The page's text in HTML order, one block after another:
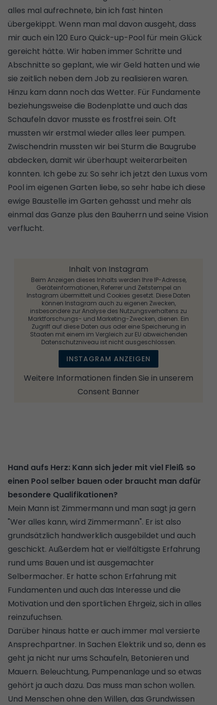
alles mal aufrechnete, bin ich fast hinten
übergekippt. Wenn man mal davon ausgeht, dass
mir auch ein 120 Euro Quick-up-Pool für mein Glück
gereicht hätte. Wir haben immer Schritte und
Abschnitte so geplant, wie wir Geld hatten und wie
sie zeitlich neben dem Job zu realisieren waren.
Hinzu kam dann noch das Wetter. Für Fundamente
beziehungsweise die Bodenplatte und auch das
Schaufeln davor musste es frostfrei sein. Oft
mussten wir erstmal wieder alles leer pumpen.
Zwischendrin mussten wir bei Sturm die Baugrube
abdecken, damit wir überhaupt weiterarbeiten
konnten. Ich gebe zu: So sehr ich jetzt den Luxus vom
Pool im eigenen Garten liebe, so sehr habe ich diese
ewige Baustelle im Garten gehasst und mehr als
einmal das Ganze plus den Bauherrn und seine Vision
verflucht.
Inhalt von Instagram
Beim Anzeigen dieses Inhalts werden Ihre IP-Adresse,
Geräteinformationen, Referrer und Zeitstempel an
Instagram übermittelt und Cookies gesetzt. Diese Daten
können Instagram auch zu eigenen Zwecken,
insbesondere zur Analyse des Nutzungsverhaltens zu
Marktforschungs- und Marketing-Zwecken, dienen. Ein
Zugriff auf diese Daten aus oder eine Speicherung in
Staaten mit einem im Vergleich zur EU abweichenden
Datenschutzniveau ist nicht ausgeschlossen.
INSTAGRAM ANZEIGEN
Weitere Informationen finden Sie in unserem
Consent Banner
Hand aufs Herz: Kann sich jeder mit viel Fleiß so
einen Pool selber bauen oder braucht man dafür
besondere Qualifikationen?
Mein Mann ist Zimmermann und man sagt ja gern
"Wer alles kann, wird Zimmermann". Er ist also
grundsätzlich handwerklich ausgebildet und auch
geschickt. Außerdem hat er vielfältigste Erfahrung
rund ums Bauen und ist ausgemachter
Selbermacher. Er hatte schon Erfahrung mit
Fundamenten und auch das Interesse und die
Motivation und den sportlichen Ehrgeiz, sich in alles
reinzufuchsen.
Darüber hinaus hatte er auch immer mal versierte
Ansprechpartner. In Sachen Elektrik und so, denn es
geht ja nicht nur ums Schaufeln, Betonieren und
Mauern. Beleuchtung, Pumpenanlage und so etwas
gehört ja auch dazu. Das muss man schon wollen.
Und Menschen ohne den Willen, das Grundwissen